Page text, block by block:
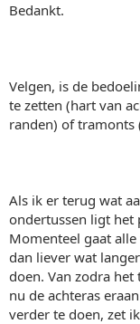
Bedankt.
Velgen, is de
te zetten (hart van
randen) of tramonts
Als ik er terug wat
ondertussen ligt het
Momenteel gaat
dan liever wat
doen. Van zodra
nu de achteras
verder te doen, zet